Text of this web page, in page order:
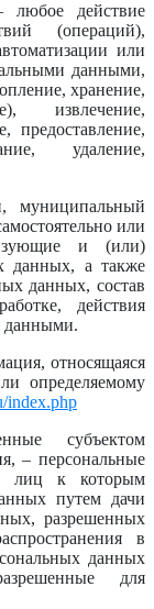
любое действие
(операций),
или
данными,
хранение,
извлечение,
предоставление,
удаление,
муниципальный
или
и (или)
данных, а также
данных, состав
действия
данными.
относящаяся
определяемому
index.php
субъектом
– персональные
лиц к которым
путем дачи
разрешенных
в
данных
для